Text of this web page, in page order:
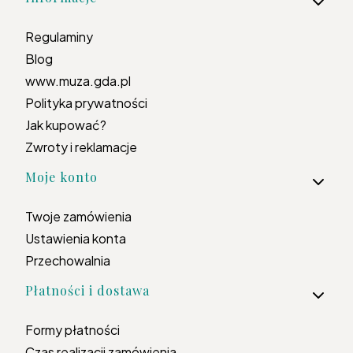
Regulaminy
Blog
www.muza.gda.pl
Polityka prywatności
Jak kupować?
Zwroty i reklamacje
Moje konto
Twoje zamówienia
Ustawienia konta
Przechowalnia
Płatności i dostawa
Formy płatności